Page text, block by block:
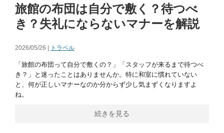
旅館の布団は自分で敷く？待つべ
き？失礼にならないマナーを解説
2026/05/26 | トラベル
「旅館の布団って自分で敷くの？」「スタッフが来るまで待つべ
き？」と迷ったことはありませんか。特に和室に慣れていない
と、何が正しいマナーなのか分からず少し気まずくなりますよ
ね。
続きを見る